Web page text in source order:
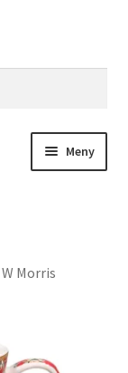
Meny
W Morris